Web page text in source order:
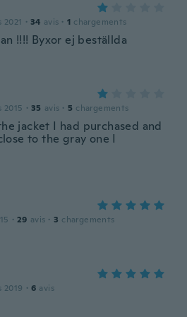
· 34 avis · 1 chargements
!!!! Byxor ej beställda
2015 · 35 avis · 5 chargements
jacket I had purchased and
to the gray one I
· 29 avis · 3 chargements
2019 · 6 avis